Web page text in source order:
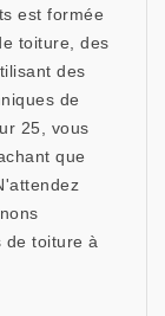
est formée
toiture, des
des
de
25, vous
que
de toiture à